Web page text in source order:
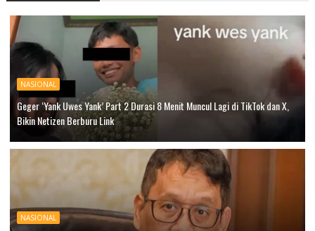
NASIONAL
Geger ‘Yank Uwes Yank’ Part 2 Durasi 8 Menit Muncul Lagi di TikTok dan X,
Bikin Netizen Berburu Link
NASIONAL